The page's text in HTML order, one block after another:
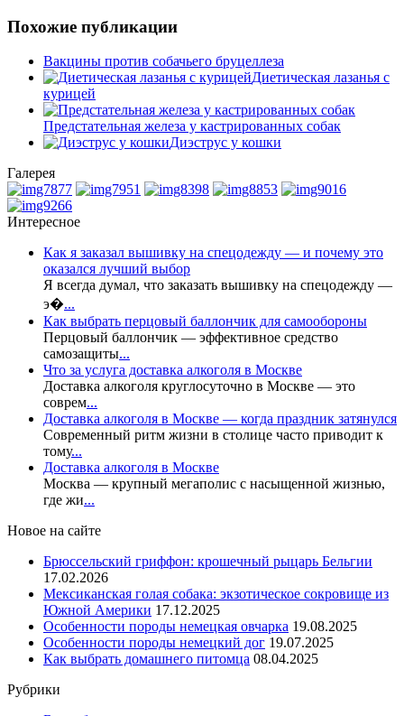
Похожие публикации
Вакцины против собачьего бруцеллеза
Диетическая лазанья с
курицей
Предстательная железа у кастрированных собак
Диэструс у кошки
Галерея
Интересное
Как я заказал вышивку на спецодежду — и почему это
оказался лучший выбор
Я всегда думал, что заказать вышивку на спецодежду —
э�...
Как выбрать перцовый баллончик для самообороны
Перцовый баллончик — эффективное средство
самозащиты...
Что за услуга доставка алкоголя в Москве
Доставка алкоголя круглосуточно в Москве — это
соврем...
Доставка алкоголя в Москве — когда праздник затянулся
Современный ритм жизни в столице часто приводит к
тому...
Доставка алкоголя в Москве
Москва — крупный мегаполис с насыщенной жизнью,
где жи...
Новое на сайте
Брюссельский гриффон: крошечный рыцарь Бельгии
17.02.2026
Мексиканская голая собака: экзотическое сокровище из
Южной Америки 17.12.2025
Особенности породы немецкая овчарка 19.08.2025
Особенности породы немецкий дог 19.07.2025
Как выбрать домашнего питомца 08.04.2025
Рубрики